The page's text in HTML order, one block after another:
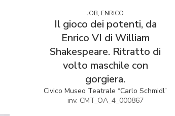
JOB, ENRICO
Il gioco dei potenti, da
Enrico VI di William
Shakespeare. Ritratto di
volto maschile con
gorgiera.
Civico Museo Teatrale “Carlo Schmidl”
inv. CMT_OA_4_000867